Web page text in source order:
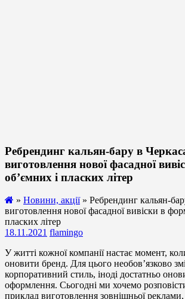
Ребрендинг кальян-бару в
виготовлення нової фасадної
об’ємних і пласких літер
» Новини, акції» Ребрендинг кальян-
виготовлення нової фасадної вивіски в
пласких літер
18.11.2021 flamingo
У житті кожної компанії настає момент,
оновити бренд. Для цього необов’язково
корпоративний стиль, іноді достатньо
оформлення. Сьогодні ми хочемо
приклад виготовлення зовнішньої реклами,